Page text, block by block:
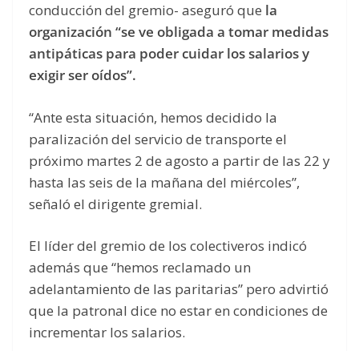
conducción del gremio- aseguró que la
organización “se ve obligada a tomar medidas
antipáticas para poder cuidar los salarios y
exigir ser oídos”.
“Ante esta situación, hemos decidido la
paralización del servicio de transporte el
próximo martes 2 de agosto a partir de las 22 y
hasta las seis de la mañana del miércoles”,
señaló el dirigente gremial.
El líder del gremio de los colectiveros indicó
además que “hemos reclamado un
adelantamiento de las paritarias” pero advirtió
que la patronal dice no estar en condiciones de
incrementar los salarios.